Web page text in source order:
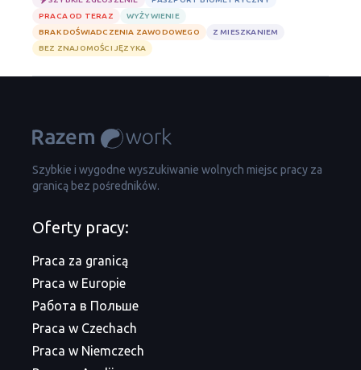
PRACA OD TERAZ
WYŻYWIENIE
BRAK DOŚWIADCZENIA ZAWODOWEGO
Z MIESZKANIEM
BEZ ZNAJOMOŚCI JĘZYKA
Szybkie i wygodne wyszukiwanie wolnych miejsc pracy za
granicą bez pośredników.
Oferty pracy:
Praca za granicą
Praca w Europie
Работа в Польше
Praca w Czechach
Praca w Niemczech